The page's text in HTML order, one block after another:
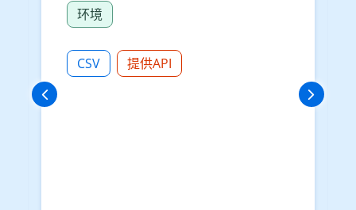
环境
CSV 提供API